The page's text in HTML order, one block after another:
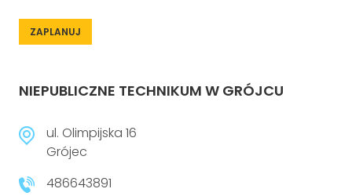
ZAPLANUJ
NIEPUBLICZNE TECHNIKUM W GRÓJCU
ul. Olimpijska 16
Grójec
486643891